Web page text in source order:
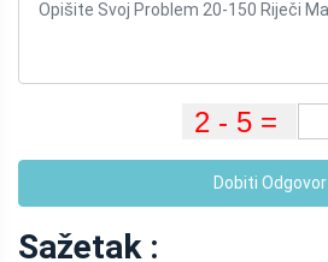
Dobiti Odgovor
Sažetak :